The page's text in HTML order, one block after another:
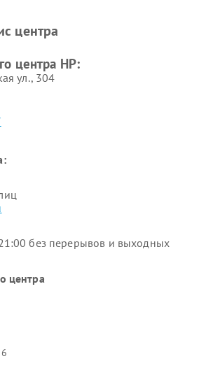
центра
центра HP:
ул., 304
без перерывов и выходных
центра